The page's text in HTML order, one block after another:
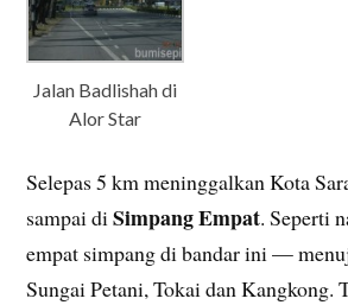
Jalan Badlishah di
Alor Star
Selepas 5 km meninggalkan Kota
sampai diSimpang Empat. Seperti
empat simpang di bandar ini —
Sungai Petani, Tokai dan Kangkong.